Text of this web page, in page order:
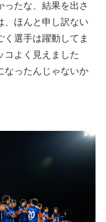
ったな、結果を出さ
、ほんと申し訳ない
選手は躍動してま
コよく見えました
なったんじゃないか